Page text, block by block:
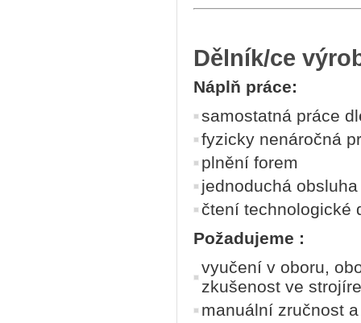
Dělník/ce
Náplň práce:
samostatná práce
fyzicky nenáročná
plnění forem
jednoduchá
čtení technologické
Požadujeme :
vyučení v oboru,
zkušenost ve
manuální zručnost